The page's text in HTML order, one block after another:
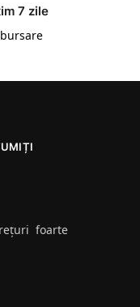
7 zile
foarte